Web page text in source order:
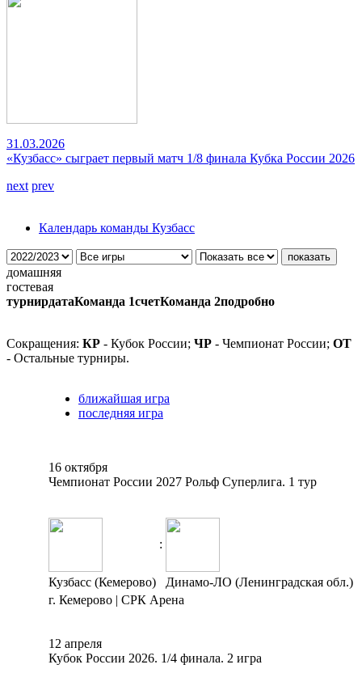
31.03.2026
«Кузбасс» сыграет первый матч 1/8 финала Кубка России 2026
next prev
Календарь команды Кузбасс
домашняя
гостевая
турнирдатаКоманда 1счетКоманда 2подробно
Сокращения: КР - Кубок России; ЧР - Чемпионат России; ОТ
- Остальные турниры.
ближайшая игра
последняя игра
16 октября
Чемпионат России 2027 Рольф Суперлига. 1 тур
:
Кузбасс (Кемерово)
Динамо-ЛО (Ленинградская обл.)
г. Кемерово | СРК Арена
12 апреля
Кубок России 2026. 1/4 финала. 2 игра